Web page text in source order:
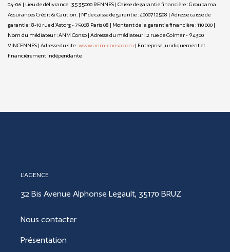
04-06 | Lieu de délivrance : 35 35000 RENNES | Caisse de garantie financière : Groupama
Assurances Crédit & Caution. | N° de caisse de garantie : 4000712508 | Adresse caisse de
garantie : 8-10 rue d'Astorg - 75008 Paris 08 | Montant de la garantie financière : 110 000 |
Nom du médiateur : ANM Conso | Adresse du médiateur : 2 rue de Colmar - 94300
VINCENNES | Adresse du site :www.anm-conso.com | Entreprise juridiquement et
financièrement indépendante
L'AGENCE
32 Bis Avenue Alphonse Legault, 35170 BRUZ
Nous contacter
Présentation